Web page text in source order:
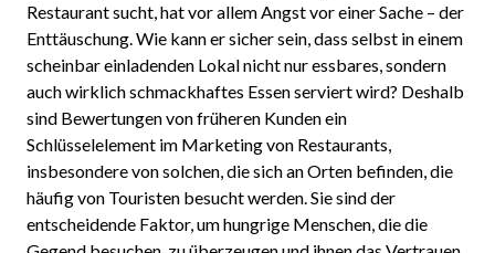
Restaurant sucht, hat vor allem Angst vor einer Sache – der
Enttäuschung. Wie kann er sicher sein, dass selbst in einem
scheinbar einladenden Lokal nicht nur essbares, sondern
auch wirklich schmackhaftes Essen serviert wird? Deshalb
sind Bewertungen von früheren Kunden ein
Schlüsselelement im Marketing von Restaurants,
insbesondere von solchen, die sich an Orten befinden, die
häufig von Touristen besucht werden. Sie sind der
entscheidende Faktor, um hungrige Menschen, die die